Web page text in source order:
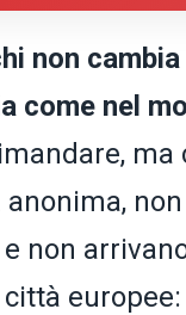
non
come nel
ma
non
europee: